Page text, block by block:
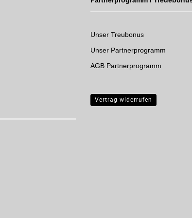
Unser Treubonus
Unser Partnerprogramm
AGB Partnerprogramm
Vertrag widerrufen